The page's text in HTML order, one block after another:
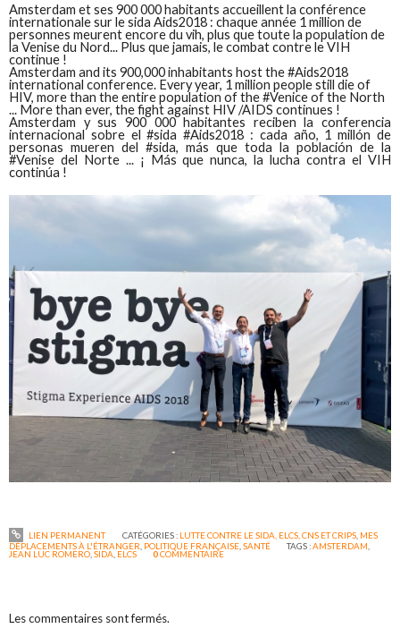
Amsterdam et ses 900 000 habitants accueillent la conférence
internationale sur le sida Aids2018 : chaque année 1 million de
personnes meurent encore du vih, plus que toute la population de
la Venise du Nord... Plus que jamais, le combat contre le VIH
continue !
Amsterdam and its 900,000 inhabitants host the #Aids2018
international conference. Every year, 1 million people still die of
HIV, more than the entire population of the #Venice of the North
... More than ever, the fight against HIV /AIDS continues !
Amsterdam y sus 900 000 habitantes reciben la conferencia
internacional sobre el #sida #Aids2018 : cada año, 1 millón de
personas mueren del #sida, más que toda la población de la
#Venise del Norte ... ¡ Más que nunca, la lucha contra el VIH
continúa !
LIEN PERMANENT CATÉGORIES : LUTTE CONTRE LE SIDA, ELCS, CNS ET CRIPS, MES
DÉPLACEMENTS À L'ÉTRANGER POLITIQUE FRANÇAISE ,SANTÉ TAGS :AMSTERDAM
JEAN LUC ROMERO ,SIDA ELCS 0COMMENTAIRE
Les commentaires sont fermés.